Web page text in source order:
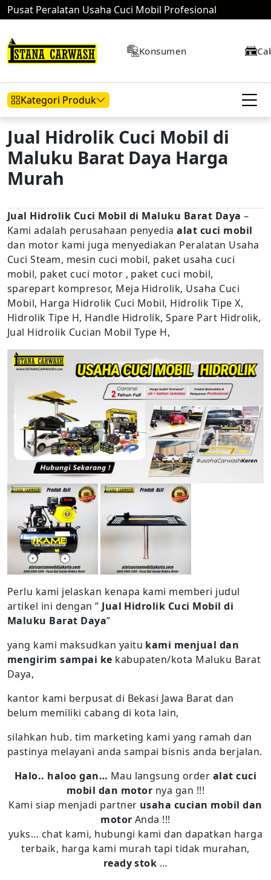
Pusat Peralatan Usaha Cuci Mobil Profesional
Konsumen
Kategori Produk
Hidrolik Mobil Hidrolik Motor Kompresor
Mesin Air
Jual Hidrolik Cuci Mobil di
Maluku Barat Daya Harga
Murah
Jual Hidrolik Cuci Mobil di Maluku Barat Daya–
Kami adalah perusahaan penyedia alat cuci mobil
dan motor kami juga menyediakan Peralatan Usaha
Cuci Steam, mesin cuci mobil, paket usaha cuci
mobil, paket cuci motor , paket cuci mobil,
sparepart kompresor, Meja Hidrolik, Usaha Cuci
Mobil, Harga Hidrolik Cuci Mobil, Hidrolik Tipe X,
Hidrolik Tipe H, Handle Hidrolik, Spare Part Hidrolik,
Jual Hidrolik Cucian Mobil Type H,
Perlu kami jelaskan kenapa kami memberi judul
artikel ini dengan ” Jual Hidrolik Cuci Mobil di
Maluku Barat Daya”
yang kami maksudkan yaitu kami menjual dan
mengirim sampai ke kabupaten/kota Maluku Barat
Daya,
kantor kami berpusat di Bekasi Jawa Barat dan
belum memiliki cabang di kota lain,
silahkan hub. tim marketing kami yang ramah dan
pastinya melayani anda sampai bisnis anda berjalan.
Halo.. haloo gan… Mau langsung order alat cuci
mobil dan motor nya gan !!!
Kami siap menjadi partner usaha cucian mobil dan
motor Anda !!!
yuks… chat kami, hubungi kami dan dapatkan harga
terbaik, harga kami murah tapi tidak murahan,
ready stok …